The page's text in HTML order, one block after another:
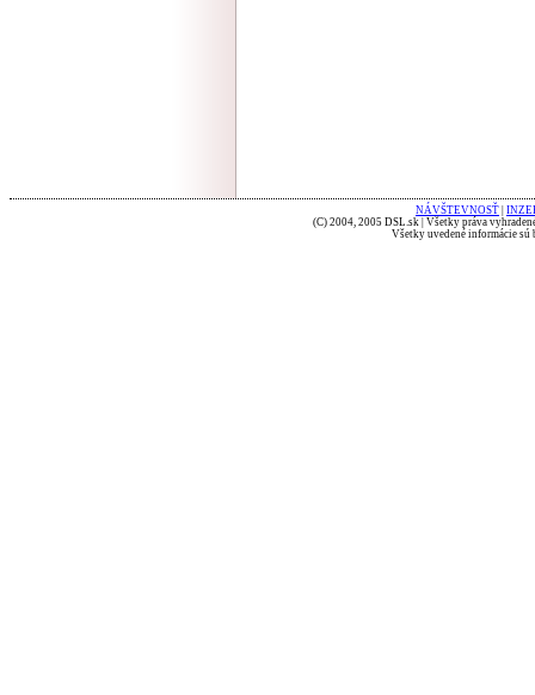
NÁVŠTEVNOSŤ
(C) 2004, 2005 DSL.sk | Všetky práva
Všetky uvedené informácie sú